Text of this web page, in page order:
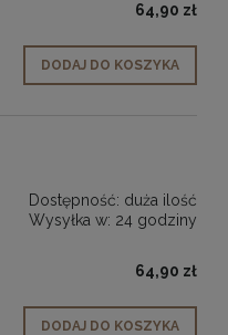
64,90 zł
DODAJ DO KOSZYKA
Dostępność: duża ilość
Wysyłka w: 24 godziny
64,90 zł
DODAJ DO KOSZYKA